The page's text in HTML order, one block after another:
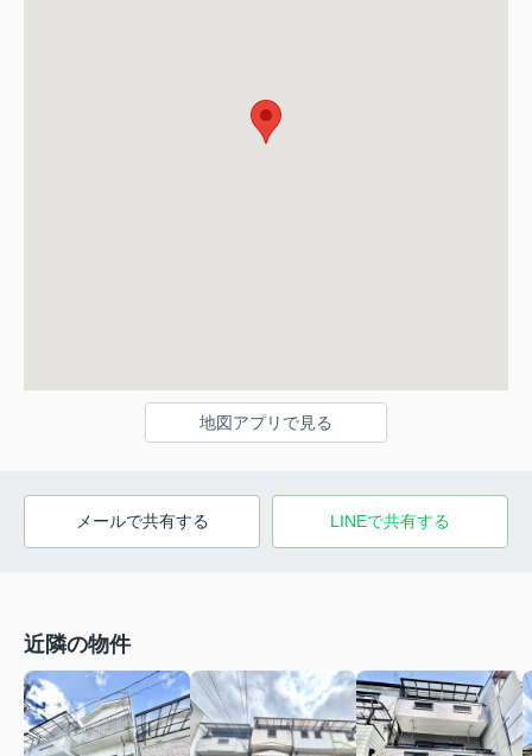
地図アプリで見る
メールで共有する LINEで共有する
近隣の物件